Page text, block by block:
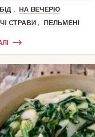
,
НА ВЕЧЕРЮ
СТРАВИ , ПЕЛЬМЕНІ